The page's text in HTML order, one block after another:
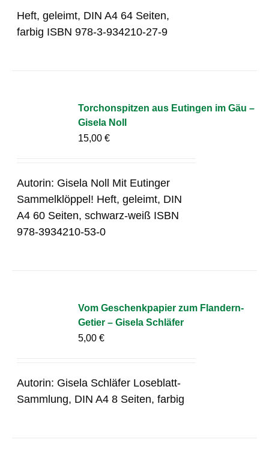
Heft, geleimt, DIN A4 64 Seiten,
farbig ISBN 978-3-934210-27-9
Torchonspitzen aus Eutingen im Gäu –
Gisela Noll
15,00€
Autorin: Gisela Noll Mit Eutinger
Sammelklöppel! Heft, geleimt, DIN
A4 60 Seiten, schwarz-weiß ISBN
978-3934210-53-0
Vom Geschenkpapier zum Flandern-
Getier – Gisela Schläfer
5,00€
Autorin: Gisela Schläfer Loseblatt-
Sammlung, DIN A4 8 Seiten, farbig